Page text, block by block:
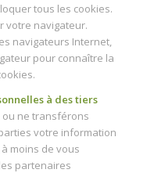
tous les cookies.
votre navigateur.
navigateurs Internet,
pour connaître la
à des tiers
ou ne transférons
votre information
moins de vous
partenaires